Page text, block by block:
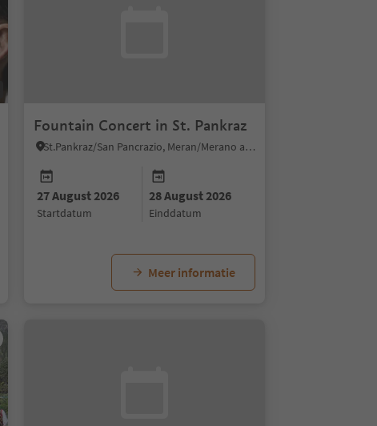
Fountain Concert in St. Pankraz
St.Pankraz/San Pancrazio, Meran/Merano and environs
27 August 2026
startdatum
28 August 2026
einddatum
Meer informatie